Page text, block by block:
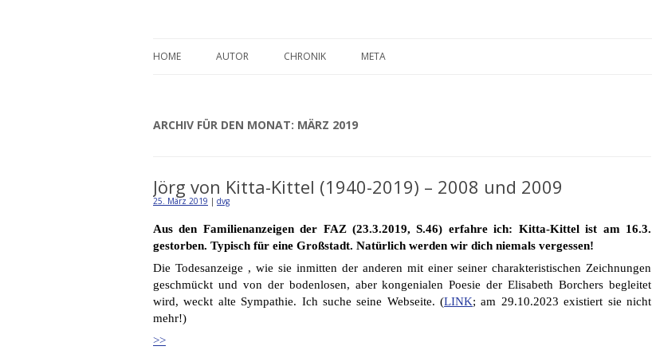
HOME AUTOR CHRONIK META
ARCHIV FÜR DEN MONAT: MÄRZ 2019
Jörg von Kitta-Kittel (1940-2019) – 2008 und 2009
25. März 2019 | dvg
Aus den Familienanzeigen der FAZ (23.3.2019, S.46) erfahre ich: Kitta-Kittel ist am 16.3.
gestorben. Typisch für eine Großstadt. Natürlich werden wir dich niemals vergessen!
Die Todesanzeige , wie sie inmitten der anderen mit einer seiner charakteristischen Zeichnungen
geschmückt und von der bodenlosen, aber kongenialen Poesie der Elisabeth Borchers begleitet
wird, weckt alte Sympathie. Ich suche seine Webseite. (LINK; am 29.10.2023 existiert sie nicht
mehr!)
>>